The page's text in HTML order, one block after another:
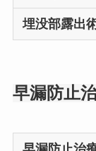
埋没部露出
早漏防止